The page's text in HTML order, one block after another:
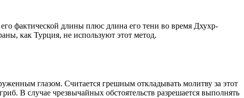
фактической длины плюс длина его тени во время Дхухр-
как Турция, не используют этот метод.
глазом. Считается грешным откладывать молитву за этот
В случае чрезвычайных обстоятельств разрешается выполнять